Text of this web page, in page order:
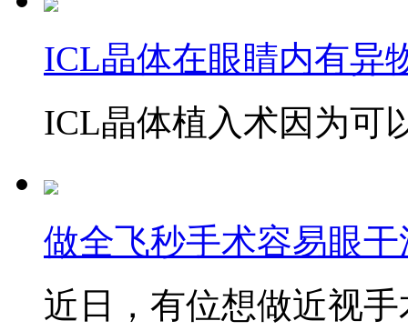
ICL晶体在眼睛内有异
ICL晶体植入术因为可
做全飞秒手术容易眼
近日，有位想做近视